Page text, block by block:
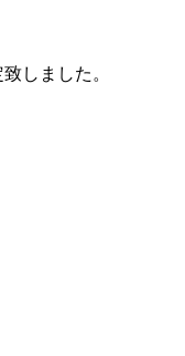
しました。